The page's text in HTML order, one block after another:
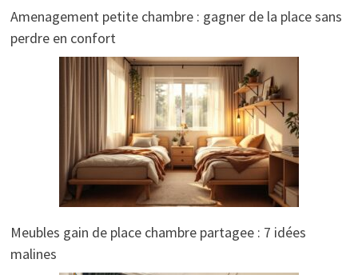
Amenagement petite chambre : gagner de la place sans
perdre en confort
Meubles gain de place chambre partagee : 7 idées
malines